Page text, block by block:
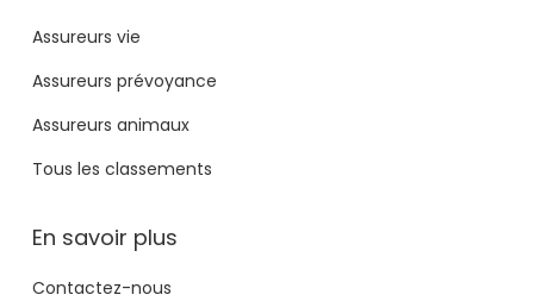
Assureurs vie
Assureurs prévoyance
Assureurs animaux
Tous les classements
En savoir plus
Contactez-nous